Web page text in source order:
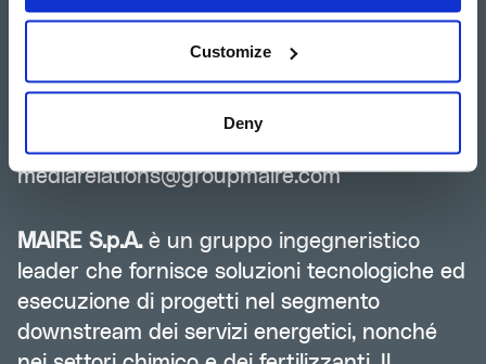
Customize
Deny
investor-relations@groupmaire.com
Group Media Relations
+39 02 6313-7603
mediarelations@groupmaire.com
MAIRE S.p.A.è un gruppo ingegneristico
leader che fornisce soluzioni tecnologiche ed
esecuzione di progetti nel segmento
downstream dei servizi energetici, nonché